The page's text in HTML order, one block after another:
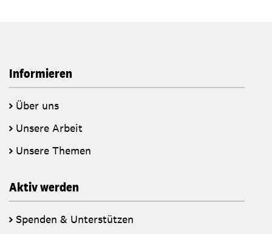
Informieren
Über uns
Unsere Arbeit
Unsere Themen
Aktiv werden
Spenden & Unterstützen